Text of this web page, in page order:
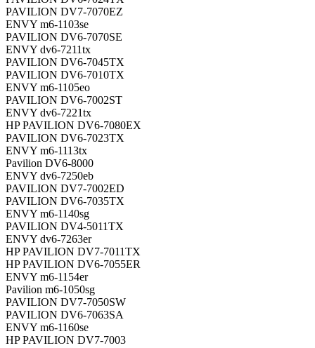
PAVILION DV7-7070EZ
ENVY m6-1103se
PAVILION DV6-7070SE
ENVY dv6-7211tx
PAVILION DV6-7045TX
PAVILION DV6-7010TX
ENVY m6-1105eo
PAVILION DV6-7002ST
ENVY dv6-7221tx
HP PAVILION DV6-7080EX
PAVILION DV6-7023TX
ENVY m6-1113tx
Pavilion DV6-8000
ENVY dv6-7250eb
PAVILION DV7-7002ED
PAVILION DV6-7035TX
ENVY m6-1140sg
PAVILION DV4-5011TX
ENVY dv6-7263er
HP PAVILION DV7-7011TX
HP PAVILION DV6-7055ER
ENVY m6-1154er
Pavilion m6-1050sg
PAVILION DV7-7050SW
PAVILION DV6-7063SA
ENVY m6-1160se
HP PAVILION DV7-7003